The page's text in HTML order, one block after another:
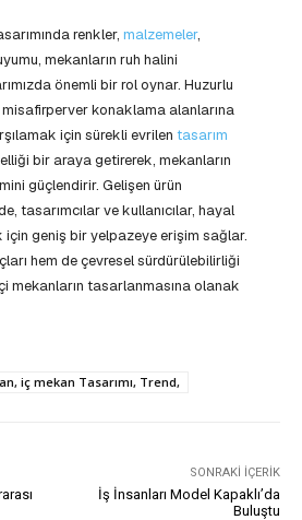
renkler, malzemeler,
mekanların ruh halini
önemli bir rol oynar. Huzurlu
konaklama alanlarına
için sürekli evrilen tasarım
bir araya getirerek, mekanların
güçlendirir. Gelişen ürün
tasarımcılar ve kullanıcılar, hayal
geniş bir yelpazeye erişim sağlar.
hem de çevresel sürdürülebilirliği
mekanların tasarlanmasına olanak
iç mekan Tasarımı, Trend,
SONRAKI İÇERIK
İş İnsanları Model Kapaklı’da
Buluştu